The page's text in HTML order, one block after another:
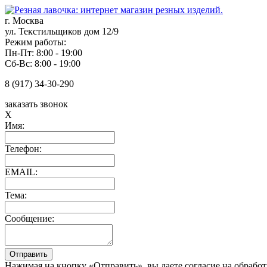
г. Москва
ул. Текстильщиков дом 12/9
Режим работы:
Пн-Пт: 8:00 - 19:00
Сб-Вс: 8:00 - 19:00
8 (917) 34-30-290
заказать звонок
X
Имя:
Телефон:
EMAIL:
Тема:
Сообщение: